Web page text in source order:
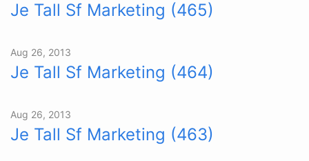
Je Tall Sf Marketing (465)
Aug 26, 2013
Je Tall Sf Marketing (464)
Aug 26, 2013
Je Tall Sf Marketing (463)